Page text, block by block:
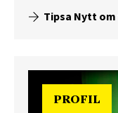
Tipsa Nytt
PROFIL